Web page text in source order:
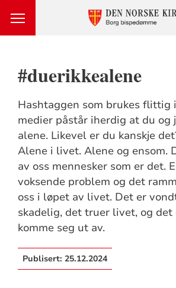
#duerikkealene
Hashtaggen som brukes flittig
medier påstår iherdig at du og
alene. Likevel er du kanskje
Alene i livet. Alene og ensom.
av oss mennesker som er det.
voksende problem og det
oss i løpet av livet. Det er
skadelig, det truer livet, og det
komme seg ut av.
Publisert: 25.12.2024